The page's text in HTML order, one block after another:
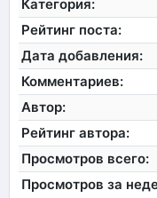
Категория:
Рейтинг поста:
Дата добавления:
Комментариев:
Автор:
Рейтинг автора:
Просмотров всего:
Просмотров за